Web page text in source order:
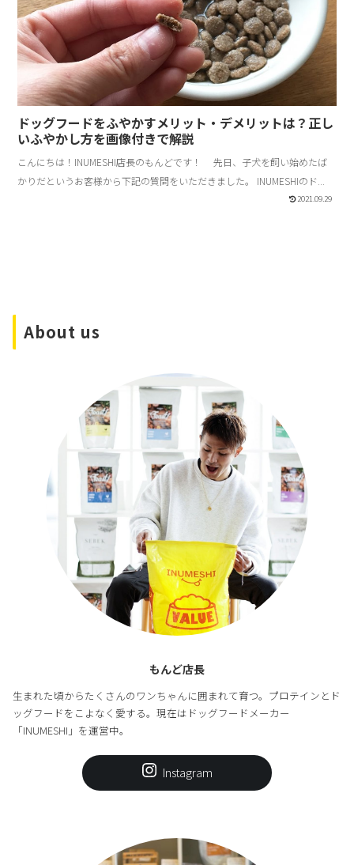
ドッグフードをふやかすメリット・デメリットは？正し
いふやかし方を画像付きで解説
こんにちは！INUMESHI店長のもんどです！ 先日、子犬を飼い始めたば
かりだというお客様から下記の質問をいただきました。 INUMESHIのド...
2021.09.29
About us
もんど店長
生まれた頃からたくさんのワンちゃんに囲まれて育つ。プロテインとド
ッグフードをこよなく愛する。現在はドッグフードメーカー
「INUMESHI」を運営中。
Instagram